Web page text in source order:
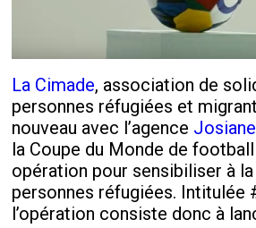
La Cimade, association de
personnes réfugiées et
nouveau avec l’agence Josiane
la Coupe du Monde de football
opération pour sensibiliser à
personnes réfugiées. Intitulée
l’opération consiste donc à